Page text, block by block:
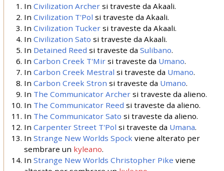
In Civilization Archersi traveste da Akaali.
In Civilization T'Pol si traveste da Akaali.
In Civilization Tuckersi traveste da Akaali.
In Civilization Sato si traveste da Akaali.
In Detained Reed si traveste da Sulibano.
In Carbon Creek T'Mirsi traveste da Umano.
In Carbon Creek Mestral si traveste da Umano.
In Carbon Creek Stron si traveste da Umano.
In The Communicator Archersi traveste da alieno.
In The Communicator Reed si traveste da alieno.
In The Communicator Sato si traveste da alieno.
In Carpenter Street T'Pol si traveste da Umana.
In Strange New Worlds Spock viene alterato per
sembrare un kyleano.
In Strange New Worlds Christopher Pike viene